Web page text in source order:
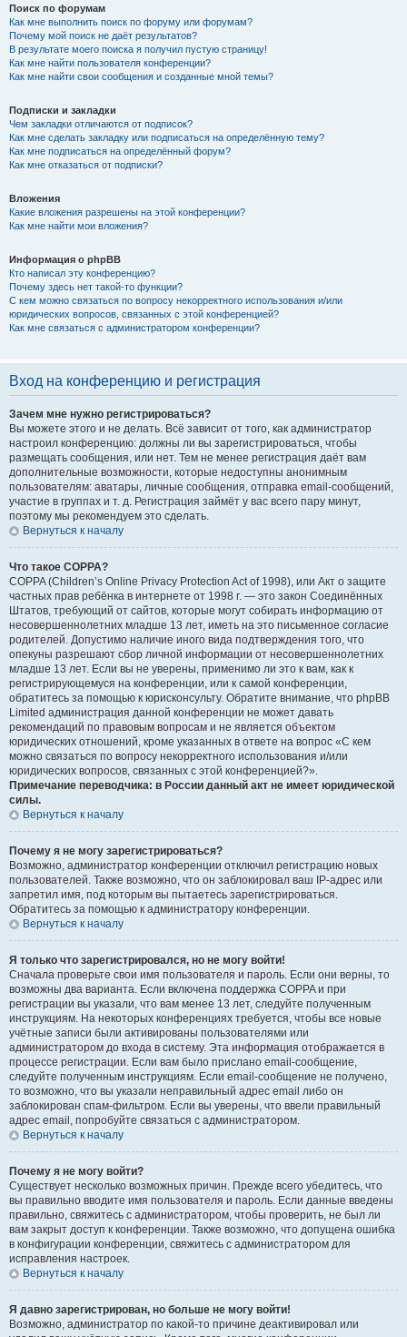
Поиск по форумам
Как мне выполнить поиск по форуму или форумам?
Почему мой поиск не даёт результатов?
В результате моего поиска я получил пустую страницу!
Как мне найти пользователя конференции?
Как мне найти свои сообщения и созданные мной темы?
Подписки и закладки
Чем закладки отличаются от подписок?
Как мне сделать закладку или подписаться на определённую тему?
Как мне подписаться на определённый форум?
Как мне отказаться от подписки?
Вложения
Какие вложения разрешены на этой конференции?
Как мне найти мои вложения?
Информация о phpBB
Кто написал эту конференцию?
Почему здесь нет такой-то функции?
С кем можно связаться по вопросу некорректного использования и/или
юридических вопросов, связанных с этой конференцией?
Как мне связаться с администратором конференции?
Вход на конференцию и регистрация
Зачем мне нужно регистрироваться?
Вы можете этого и не делать. Всё зависит от того, как администратор
настроил конференцию: должны ли вы зарегистрироваться, чтобы
размещать сообщения, или нет. Тем не менее регистрация даёт вам
дополнительные возможности, которые недоступны анонимным
пользователям: аватары, личные сообщения, отправка email-сообщений,
участие в группах и т. д. Регистрация займёт у вас всего пару минут,
поэтому мы рекомендуем это сделать.
Вернуться к началу
Что такое COPPA?
COPPA (Children’s Online Privacy Protection Act of 1998), или Акт о защите
частных прав ребёнка в интернете от 1998 г. — это закон Соединённых
Штатов, требующий от сайтов, которые могут собирать информацию от
несовершеннолетних младше 13 лет, иметь на это письменное согласие
родителей. Допустимо наличие иного вида подтверждения того, что
опекуны разрешают сбор личной информации от несовершеннолетних
младше 13 лет. Если вы не уверены, применимо ли это к вам, как к
регистрирующемуся на конференции, или к самой конференции,
обратитесь за помощью к юрисконсульту. Обратите внимание, что phpBB
Limited администрация данной конференции не может давать
рекомендаций по правовым вопросам и не является объектом
юридических отношений, кроме указанных в ответе на вопрос «С кем
можно связаться по вопросу некорректного использования и/или
юридических вопросов, связанных с этой конференцией?».
Примечание переводчика: в России данный акт не имеет юридической
силы.
Вернуться к началу
Почему я не могу зарегистрироваться?
Возможно, администратор конференции отключил регистрацию новых
пользователей. Также возможно, что он заблокировал ваш IP-адрес или
запретил имя, под которым вы пытаетесь зарегистрироваться.
Обратитесь за помощью к администратору конференции.
Вернуться к началу
Я только что зарегистрировался, но не могу войти!
Сначала проверьте свои имя пользователя и пароль. Если они верны, то
возможны два варианта. Если включена поддержка COPPA и при
регистрации вы указали, что вам менее 13 лет, следуйте полученным
инструкциям. На некоторых конференциях требуется, чтобы все новые
учётные записи были активированы пользователями или
администратором до входа в систему. Эта информация отображается в
процессе регистрации. Если вам было прислано email-сообщение,
следуйте полученным инструкциям. Если email-сообщение не получено,
то возможно, что вы указали неправильный адрес email либо он
заблокирован спам-фильтром. Если вы уверены, что ввели правильный
адрес email, попробуйте связаться с администратором.
Вернуться к началу
Почему я не могу войти?
Существует несколько возможных причин. Прежде всего убедитесь, что
вы правильно вводите имя пользователя и пароль. Если данные введены
правильно, свяжитесь с администратором, чтобы проверить, не был ли
вам закрыт доступ к конференции. Также возможно, что допущена ошибка
в конфигурации конференции, свяжитесь с администратором для
исправления настроек.
Вернуться к началу
Я давно зарегистрирован, но больше не могу войти!
Возможно, администратор по какой-то причине деактивировал или